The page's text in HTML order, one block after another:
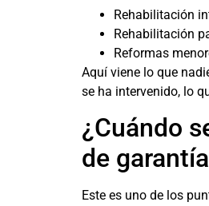
Rehabilitación
Rehabilitación
Reformas
Aquí viene lo que
se ha intervenido, lo
¿Cuándo
de
Este es uno de los